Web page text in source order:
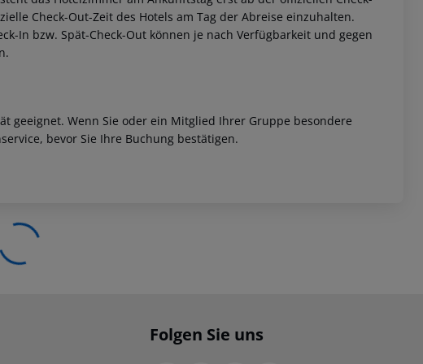
Check-Out-Zeit des Hotels am Tag der Abreise einzuhalten.
In bzw. Spät-Check-Out können je nach Verfügbarkeit und gegen
geeignet. Wenn Sie oder ein Mitglied Ihrer Gruppe besondere
bevor Sie Ihre Buchung bestätigen.
Folgen Sie uns